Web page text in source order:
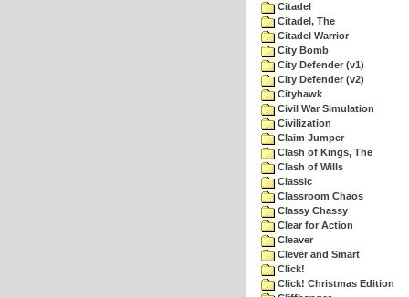
Citadel
Citadel, The
Citadel Warrior
City Bomb
City Defender (v1)
City Defender (v2)
Cityhawk
Civil War Simulation
Civilization
Claim Jumper
Clash of Kings, The
Clash of Wills
Classic
Classroom Chaos
Classy Chassy
Clear for Action
Cleaver
Clever and Smart
Click!
Click! Christmas Edition